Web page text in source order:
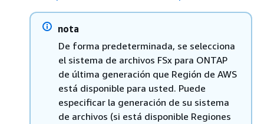
nota
De forma predeterminada, se selecciona
el sistema de archivos FSx para ONTAP
de última generación que Región de AWS
está disponible para usted. Puede
especificar la generación de su sistema
de archivos (si está disponible Regiones